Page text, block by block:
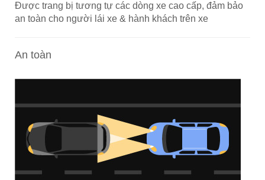
Được trang bị tương tự các dòng xe cao cấp, đảm bảo
an toàn cho người lái xe & hành khách trên xe
An toàn